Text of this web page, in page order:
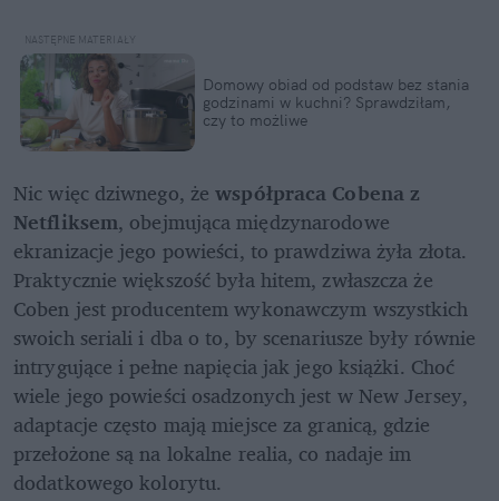
Domowy obiad od podstaw bez stania
godzinami w kuchni? Sprawdziłam,
czy to możliwe
Nic więc dziwnego, że współpraca Cobena z
Netfliksem, obejmująca międzynarodowe
ekranizacje jego powieści, to prawdziwa żyła złota.
Praktycznie większość była hitem, zwłaszcza że
Coben jest producentem wykonawczym wszystkich
swoich seriali i dba o to, by scenariusze były równie
intrygujące i pełne napięcia jak jego książki. Choć
wiele jego powieści osadzonych jest w New Jersey,
adaptacje często mają miejsce za granicą, gdzie
przełożone są na lokalne realia, co nadaje im
dodatkowego kolorytu.